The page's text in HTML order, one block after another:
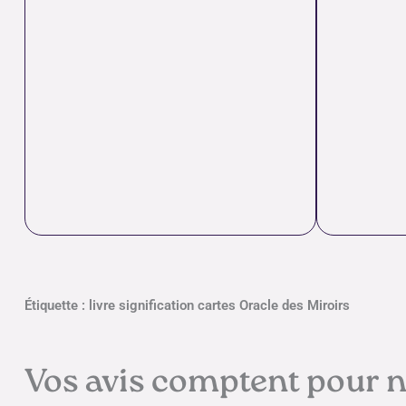
Étiquette : livre signification cartes Oracle des Miroirs
Vos avis comptent pour